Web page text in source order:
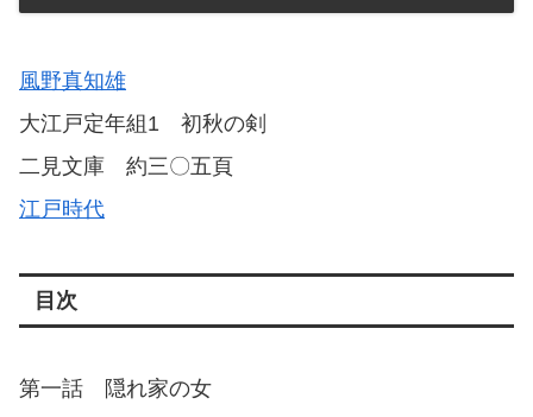
風野真知雄
大江戸定年組1 初秋の剣
二見文庫 約三〇五頁
江戸時代
目次
第一話 隠れ家の女